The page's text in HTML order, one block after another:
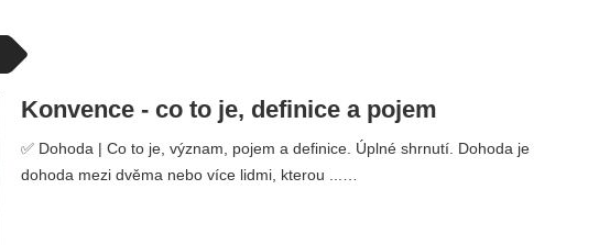
Konvence - co to je, definice a pojem
✅ Dohoda | Co to je, význam, pojem a definice. Úplné shrnutí. Dohoda je
dohoda mezi dvěma nebo více lidmi, kterou ...…